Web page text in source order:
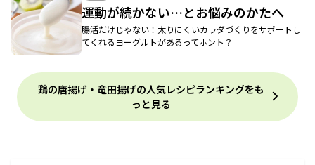
運動が続かない…とお悩みのかたへ
腸活だけじゃない！太りにくいカラダづくりをサポートし
てくれるヨーグルトがあるってホント？
鶏の唐揚げ・竜田揚げの人気レシピランキングをも
っと見る